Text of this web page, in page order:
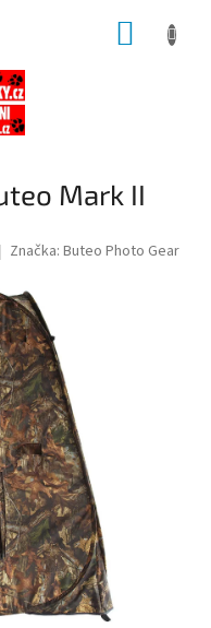
Mark II
Značka: Buteo Photo Gear